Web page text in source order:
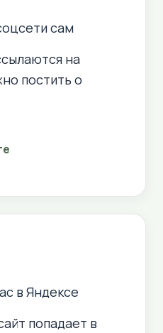
сам
на
постить о
в Яндексе
попадает в